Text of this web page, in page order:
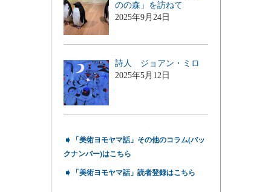
のの森」を訪ねて
2025年9月24日
詩人 ジョアン・ミロ
2025年5月12日
➧
「美術ヨモヤマ話」その他のコラム(バッ
クナンバー)はこちら
➧ 「美術ヨモヤマ話」読者登録はこちら